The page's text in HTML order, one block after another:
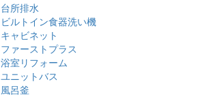
台所排水
ビルトイン食器洗い機
キャビネット
ファーストプラス
浴室リフォーム
ユニットバス
風呂釜